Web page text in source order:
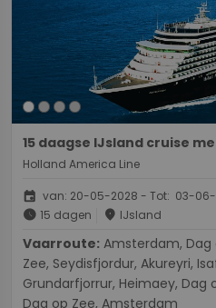
15 daagse IJsland cruise
Holland America Line
event van: 20-05-2028 - Tot: 03-
schedule 15 dagen place IJsland
Vaarroute:
Zee, Seydisfjordur, Akureyri,
Grundarfjorrur, Heimaey, Dag
Dag op Zee, Amsterdam